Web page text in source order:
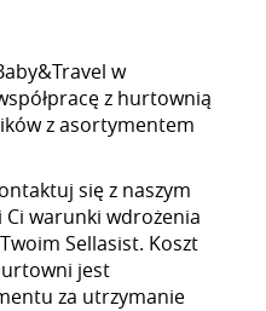
w
z hurtownią
z asortymentem
się z naszym
warunki wdrożenia
Sellasist. Koszt
jest
za utrzymanie